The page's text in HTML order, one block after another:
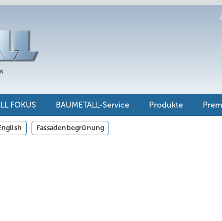
FOKUS BAUMETALL-Service Produkte
Fassadenbegrünung